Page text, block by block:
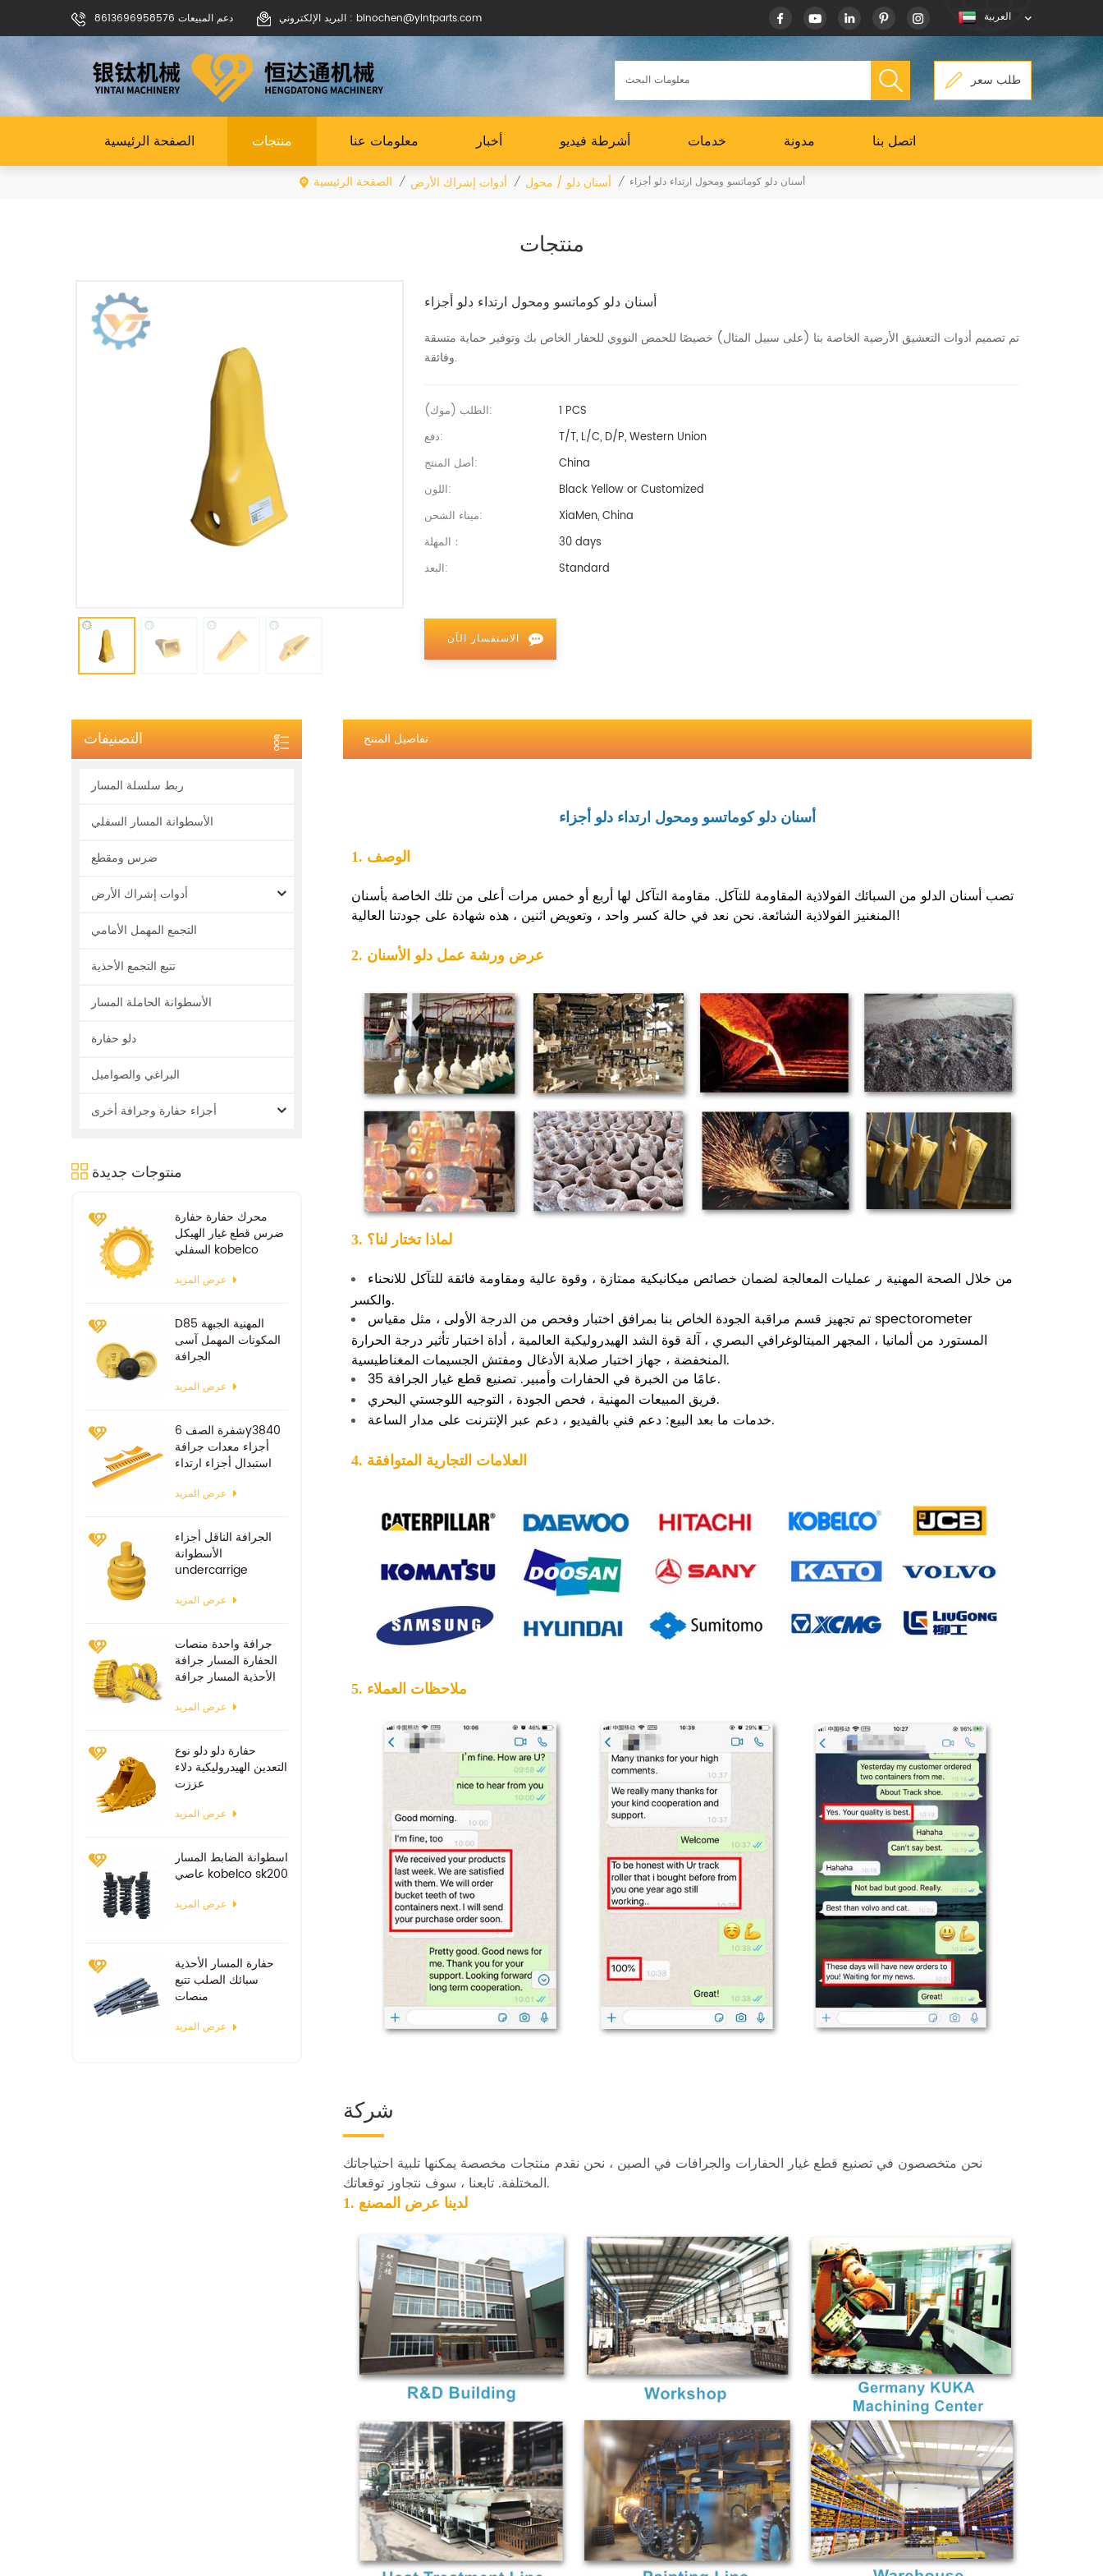
دعم المبيعات 8613696958576 البريد الإلكتروني : binochen@yintparts.com العربية
طلب سعر
الصفحة الرئيسية منتجات معلومات عنا أخبار أشرطة فيديو خدمات مدونة اتصل بنا
الصفحة الرئيسية / أدوات إشراك الأرض / أسنان دلو / محول / أسنان دلو كوماتسو ومحول ارتداء دلو أجزاء
منتجات
أسنان دلو كوماتسو ومحول ارتداء دلو أجزاء
تم تصميم أدوات التعشيق الأرضية الخاصة بنا (على سبيل المثال) خصيصًا للحمض النووي للحفار الخاص بك وتوفير حماية متسقة
وفائقة.
الطلب (موك):
1 PCS
دفع:
T/T, L/C, D/P, Western Union
أصل المنتج:
China
اللون:
Black Yellow or Customized
ميناء الشحن:
XiaMen, China
المهلة：
30 days
البعد:
Standard
الاستفسار الآن
التصنيفات
ربط سلسلة المسار
الأسطوانة المسار السفلي
ضرس ومقطع
أدوات إشراك الأرض
التجمع المهمل الأمامي
تتبع التجمع الأحذية
الأسطوانة الحاملة المسار
دلو حفارة
البراغي والصواميل
أجزاء حفارة وجرافة أخرى
منتوجات جديدة
محرك حفارة حفارة
ضرس قطع غيار الهيكل
السفلي kobelco
عرض المزيد
D85 المهنية الجبهة
المكونات المهمل آسى
الجرافة
عرض المزيد
شفرة الصف 6y3840
أجزاء معدات جرافة
استبدال أجزاء ارتداء
عرض المزيد
الجرافة الناقل أجزاء
الأسطوانة
undercarrige
عرض المزيد
جرافة واحدة منصات
الحفارة المسار جرافة
الأحذية المسار جرافة
عرض المزيد
حفارة دلو دلو نوع
التعدين الهيدروليكية دلاء
عززت
عرض المزيد
اسطوانة الضابط المسار
عاصي kobelco sk200
عرض المزيد
حفارة المسار الأحذية
سبائك الصلب تتبع
منصات
عرض المزيد
تفاصيل المنتج
أسنان دلو كوماتسو ومحول ارتداء دلو أجزاء
1. الوصف
تصب أسنان الدلو من السبائك الفولاذية المقاومة للتآكل. مقاومة التآكل لها أربع أو خمس مرات أعلى من تلك الخاصة بأسنان
المنغنيز الفولاذية الشائعة. نحن نعد في حالة كسر واحد ، وتعويض اثنين ، هذه شهادة على جودتنا العالية!
2. عرض ورشة عمل دلو الأسنان
3. لماذا تختار لنا؟
من خلال الصحة المهنية ر عمليات المعالجة لضمان خصائص ميكانيكية ممتازة ، وقوة عالية ومقاومة فائقة للتآكل للانحناء
والكسر.
تم تجهيز قسم مراقبة الجودة الخاص بنا بمرافق اختبار وفحص من الدرجة الأولى ، مثل مقياس spectorometer
المستورد من ألمانيا ، المجهر الميتالوغرافي البصري ، آلة قوة الشد الهيدروليكية العالمية ، أداة اختبار تأثير درجة الحرارة
المنخفضة ، جهاز اختبار صلابة الأدغال ومفتش الجسيمات المغناطيسية.
35 عامًا من الخبرة في الحفارات وأمبير. تصنيع قطع غيار الجرافة.
فريق المبيعات المهنية ، فحص الجودة ، التوجيه اللوجستي البحري.
خدمات ما بعد البيع: دعم فني بالفيديو ، دعم عبر الإنترنت على مدار الساعة.
4. العلامات التجارية المتوافقة
5. ملاحظات العملاء
شركة
نحن متخصصون في تصنيع قطع غيار الحفارات والجرافات في الصين ، نحن نقدم منتجات مخصصة يمكنها تلبية احتياجاتك
المختلفة. تابعنا ، سوف نتجاوز توقعاتك.
1. لدينا عرض المصنع